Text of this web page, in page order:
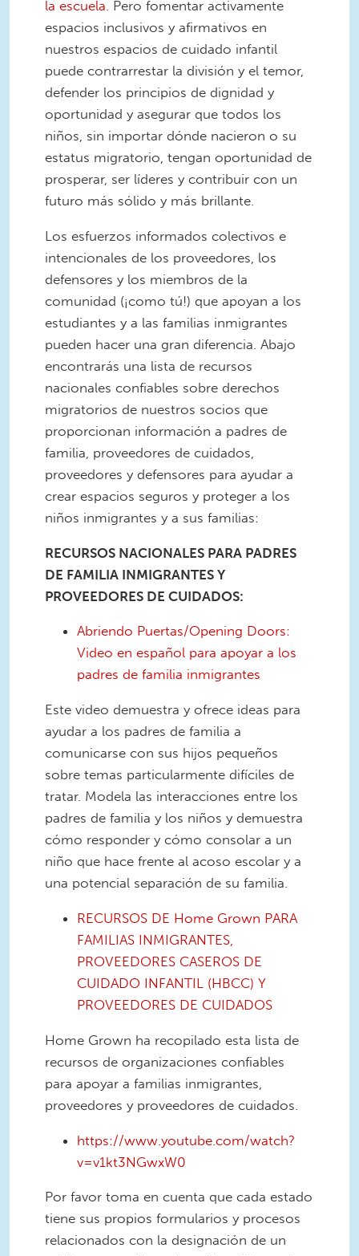
la escuela. Pero fomentar activamente
espacios inclusivos y afirmativos en
nuestros espacios de cuidado infantil
puede contrarrestar la división y el temor,
defender los principios de dignidad y
oportunidad y asegurar que todos los
niños, sin importar dónde nacieron o su
estatus migratorio, tengan oportunidad de
prosperar, ser líderes y contribuir con un
futuro más sólido y más brillante.
Los esfuerzos informados colectivos e
intencionales de los proveedores, los
defensores y los miembros de la
comunidad (¡como tú!) que apoyan a los
estudiantes y a las familias inmigrantes
pueden hacer una gran diferencia. Abajo
encontrarás una lista de recursos
nacionales confiables sobre derechos
migratorios de nuestros socios que
proporcionan información a padres de
familia, proveedores de cuidados,
proveedores y defensores para ayudar a
crear espacios seguros y proteger a los
niños inmigrantes y a sus familias:
RECURSOS NACIONALES PARA PADRES
DE FAMILIA INMIGRANTES Y
PROVEEDORES DE CUIDADOS:
Abriendo Puertas/Opening Doors:
Video en español para apoyar a los
padres de familia inmigrantes
Este video demuestra y ofrece ideas para
ayudar a los padres de familia a
comunicarse con sus hijos pequeños
sobre temas particularmente difíciles de
tratar. Modela las interacciones entre los
padres de familia y los niños y demuestra
cómo responder y cómo consolar a un
niño que hace frente al acoso escolar y a
una potencial separación de su familia.
RECURSOS DE Home Grown PARA
FAMILIAS INMIGRANTES,
PROVEEDORES CASEROS DE
CUIDADO INFANTIL (HBCC) Y
PROVEEDORES DE CUIDADOS
Home Grown ha recopilado esta lista de
recursos de organizaciones confiables
para apoyar a familias inmigrantes,
proveedores y proveedores de cuidados.
https://www.youtube.com/watch?
v=v1kt3NGwxW0
Por favor toma en cuenta que cada estado
tiene sus propios formularios y procesos
relacionados con la designación de un